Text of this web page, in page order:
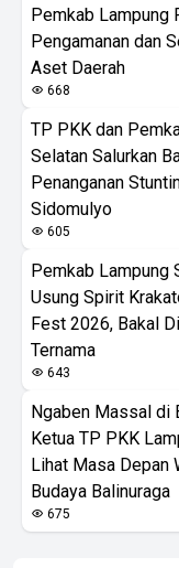
Pemkab Lampung
Pengamanan dan
Aset Daerah
668
TP PKK dan
Selatan Salurkan
Penanganan
Sidomulyo
605
Pemkab Lampung
Usung Spirit
Fest 2026, Bakal
Ternama
643
Ngaben Massal di
Ketua TP PKK
Lihat Masa Depan
Budaya Balinuraga
675